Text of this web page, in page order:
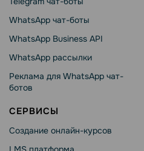
WhatsApp чат-боты
WhatsApp Business API
WhatsApp рассылки
Реклама для WhatsApp чат-
ботов
СЕРВИСЫ
Создание онлайн-курсов